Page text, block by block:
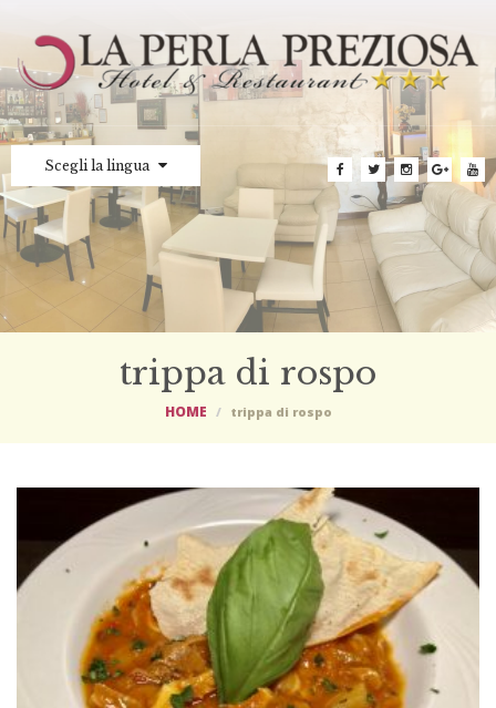
Scegli la lingua
trippa di rospo
HOME trippa di rospo